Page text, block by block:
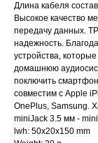
Длина кабеля
Высокое качество
передачу данных.
надежность.
устройства,
домашнюю
поключить
совместим с Apple
OnePlus, Samsung.
miniJack 3.5 мм -
lwh: 50x20x150 mm